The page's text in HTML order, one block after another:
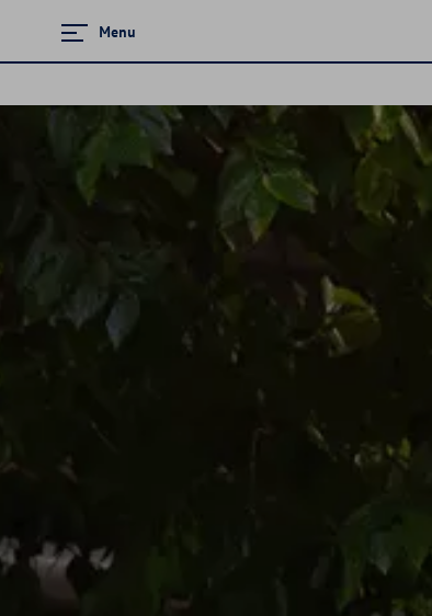
Menu
Strona główna
Promocje i aktualności
Samochody elektryczne